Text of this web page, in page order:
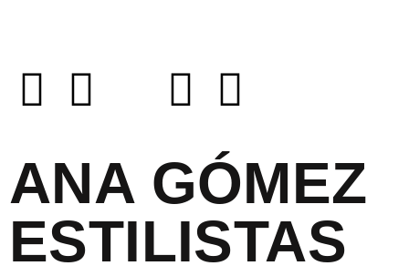
ANA GÓMEZ
ESTILISTAS